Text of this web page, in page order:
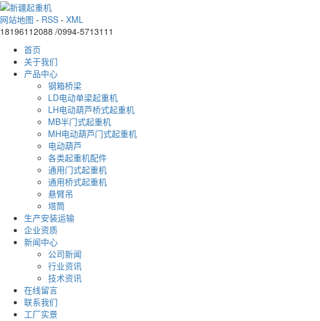
网站地图 - RSS - XML
18196112088 /0994-5713111
首页
关于我们
产品中心
钢箱桥梁
LD电动单梁起重机
LH电动葫芦桥式起重机
MB半门式起重机
MH电动葫芦门式起重机
电动葫芦
各类起重机配件
通用门式起重机
通用桥式起重机
悬臂吊
塔筒
生产安装运输
企业资质
新闻中心
公司新闻
行业资讯
技术资讯
在线留言
联系我们
工厂实景